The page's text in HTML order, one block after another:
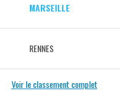
MARSEILLE
RENNES
Voir le classement complet